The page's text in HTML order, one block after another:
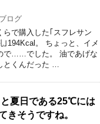
ログ
で購入した｢スフレサン
｣194Kcal。 ちょっと、イメ
で……でした。 油であげな
とくんだった …
夏日である25℃には
きそうですね。